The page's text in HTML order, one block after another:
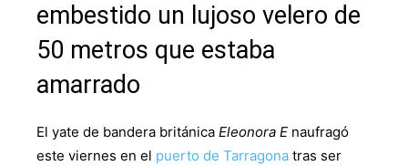
embestido un lujoso velero de
50 metros que estaba
amarrado
El yate de bandera británica Eleonora E naufragó
este viernes en el puerto de Tarragona tras ser